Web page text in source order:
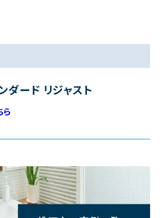
ダード リジャスト
ら